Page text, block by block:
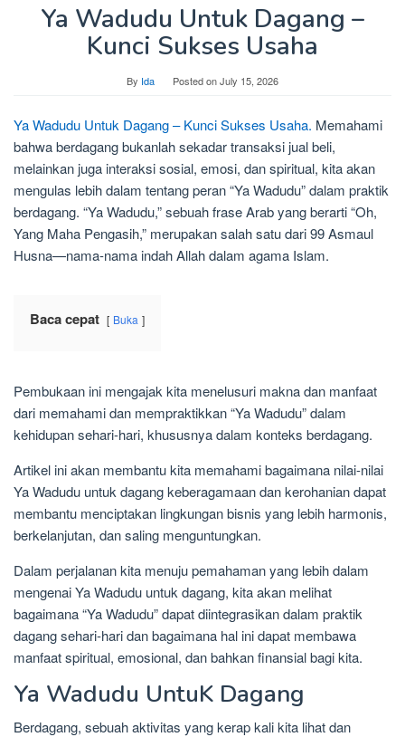
Ya Wadudu Untuk Dagang –
Kunci Sukses Usaha
By Ida Posted onJuly 15, 2026
Ya Wadudu Untuk Dagang – Kunci Sukses Usaha. Memahami
bahwa berdagang bukanlah sekadar transaksi jual beli,
melainkan juga interaksi sosial, emosi, dan spiritual, kita akan
mengulas lebih dalam tentang peran “Ya Wadudu” dalam praktik
berdagang. “Ya Wadudu,” sebuah frase Arab yang berarti “Oh,
Yang Maha Pengasih,” merupakan salah satu dari 99 Asmaul
Husna—nama-nama indah Allah dalam agama Islam.
Baca cepat Buka
Pembukaan ini mengajak kita menelusuri makna dan manfaat
dari memahami dan mempraktikkan “Ya Wadudu” dalam
kehidupan sehari-hari, khususnya dalam konteks berdagang.
Artikel ini akan membantu kita memahami bagaimana nilai-nilai
Ya Wadudu untuk dagang keberagamaan dan kerohanian dapat
membantu menciptakan lingkungan bisnis yang lebih harmonis,
berkelanjutan, dan saling menguntungkan.
Dalam perjalanan kita menuju pemahaman yang lebih dalam
mengenai Ya Wadudu untuk dagang, kita akan melihat
bagaimana “Ya Wadudu” dapat diintegrasikan dalam praktik
dagang sehari-hari dan bagaimana hal ini dapat membawa
manfaat spiritual, emosional, dan bahkan finansial bagi kita.
Ya Wadudu UntuK Dagang
Berdagang, sebuah aktivitas yang kerap kali kita lihat dan